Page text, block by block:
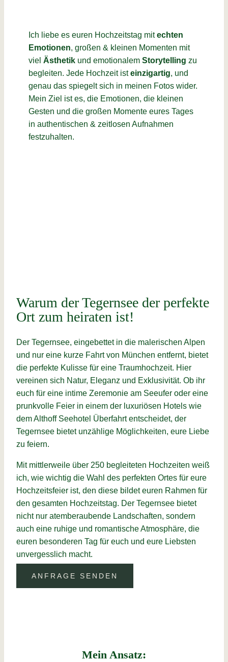
Ich liebe es euren Hochzeitstag mitechten
Emotionen, großen & kleinen Momenten mit
viel Ästhetik und emotionalem Storytelling zu
begleiten. Jede Hochzeit isteinzigartig, und
genau das spiegelt sich in meinen Fotos wider.
Mein Ziel ist es, die Emotionen, die kleinen
Gesten und die großen Momente eures Tages
in authentischen & zeitlosen Aufnahmen
festzuhalten.
Warum der Tegernsee der perfekte
Ort zum heiraten ist!
Der Tegernsee, eingebettet in die malerischen Alpen
und nur eine kurze Fahrt von München entfernt, bietet
die perfekte Kulisse für eine Traumhochzeit. Hier
vereinen sich Natur, Eleganz und Exklusivität. Ob ihr
euch für eine intime Zeremonie am Seeufer oder eine
prunkvolle Feier in einem der luxuriösen Hotels wie
dem Althoff Seehotel Überfahrt entscheidet, der
Tegernsee bietet unzählige Möglichkeiten, eure Liebe
zu feiern.
Mit mittlerweile über 250 begleiteten Hochzeiten weiß
ich, wie wichtig die Wahl des perfekten Ortes für eure
Hochzeitsfeier ist, den diese bildet euren Rahmen für
den gesamten Hochzeitstag. Der Tegernsee bietet
nicht nur atemberaubende Landschaften, sondern
auch eine ruhige und romantische Atmosphäre, die
euren besonderen Tag für euch und eure Liebsten
unvergesslich macht.
ANFRAGE SENDEN
Mein Ansatz: